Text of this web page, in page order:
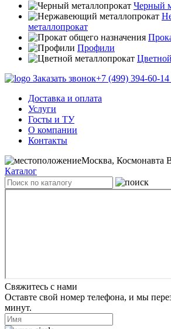
Черный
металлопрокат
Профили
Заказать звонок+7 (499) 394-60-14
Доставка и оплата
Услуги
Госты и ТУ
О компании
Контакты
Москва, Космонавта
Каталог
Свяжитесь с нами
Оставте свой номер телефона, и мы
минут.